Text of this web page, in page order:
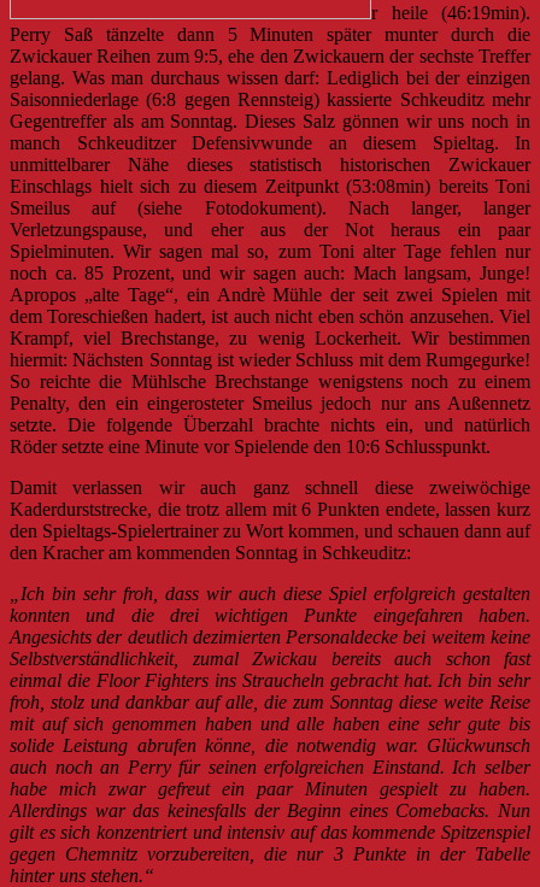
r heile (46:19min).
Perry Saß tänzelte dann 5 Minuten später munter durch die
Zwickauer Reihen zum 9:5, ehe den Zwickauern der sechste Treffer
gelang. Was man durchaus wissen darf: Lediglich bei der einzigen
Saisonniederlage (6:8 gegen Rennsteig) kassierte Schkeuditz mehr
Gegentreffer als am Sonntag. Dieses Salz gönnen wir uns noch in
manch Schkeuditzer Defensivwunde an diesem Spieltag. In
unmittelbarer Nähe dieses statistisch historischen Zwickauer
Einschlags hielt sich zu diesem Zeitpunkt (53:08min) bereits Toni
Smeilus auf (siehe Fotodokument). Nach langer, langer
Verletzungspause, und eher aus der Not heraus ein paar
Spielminuten. Wir sagen mal so, zum Toni alter Tage fehlen nur
noch ca. 85 Prozent, und wir sagen auch: Mach langsam, Junge!
Apropos „alte Tage“, ein Andrè Mühle der seit zwei Spielen mit
dem Toreschießen hadert, ist auch nicht eben schön anzusehen. Viel
Krampf, viel Brechstange, zu wenig Lockerheit. Wir bestimmen
hiermit: Nächsten Sonntag ist wieder Schluss mit dem Rumgegurke!
So reichte die Mühlsche Brechstange wenigstens noch zu einem
Penalty, den ein eingerosteter Smeilus jedoch nur ans Außennetz
setzte. Die folgende Überzahl brachte nichts ein, und natürlich
Röder setzte eine Minute vor Spielende den 10:6 Schlusspunkt.
Damit verlassen wir auch ganz schnell diese zweiwöchige
Kaderdurststrecke, die trotz allem mit 6 Punkten endete, lassen kurz
den Spieltags-Spielertrainer zu Wort kommen, und schauen dann auf
den Kracher am kommenden Sonntag in Schkeuditz:
„Ich bin sehr froh, dass wir auch diese Spiel erfolgreich gestalten
konnten und die drei wichtigen Punkte eingefahren haben.
Angesichts der deutlich dezimierten Personaldecke bei weitem keine
Selbstverständlichkeit, zumal Zwickau bereits auch schon fast
einmal die Floor Fighters ins Straucheln gebracht hat. Ich bin sehr
froh, stolz und dankbar auf alle, die zum Sonntag diese weite Reise
mit auf sich genommen haben und alle haben eine sehr gute bis
solide Leistung abrufen könne, die notwendig war. Glückwunsch
auch noch an Perry für seinen erfolgreichen Einstand. Ich selber
habe mich zwar gefreut ein paar Minuten gespielt zu haben.
Allerdings war das keinesfalls der Beginn eines Comebacks. Nun
gilt es sich konzentriert und intensiv auf das kommende Spitzenspiel
gegen Chemnitz vorzubereiten, die nur 3 Punkte in der Tabelle
hinter uns stehen.“